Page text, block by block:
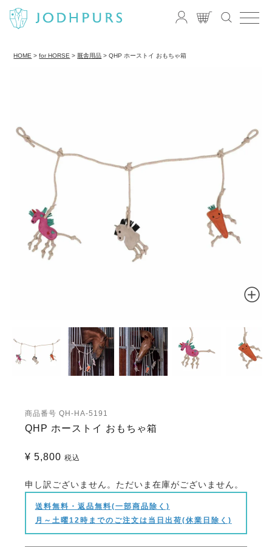
HOME for HORSE 厩舎用品 QHP ホーストイ おもちゃ箱
商品番号 QH-HA-5191
QHP ホーストイ おもちゃ箱
¥ 5,800 税込
申し訳ございません。ただいま在庫がございません。
送料無料・返品無料(一部商品除く)
月～土曜12時までのご注文は当日出荷(休業日除く)